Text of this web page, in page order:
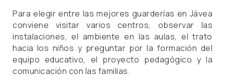
Para elegir entre las mejores guarderías en Jávea
conviene visitar varios centros, observar las
instalaciones, el ambiente en las aulas, el trato
hacia los niños y preguntar por la formación del
equipo educativo, el proyecto pedagógico y la
comunicación con las familias.